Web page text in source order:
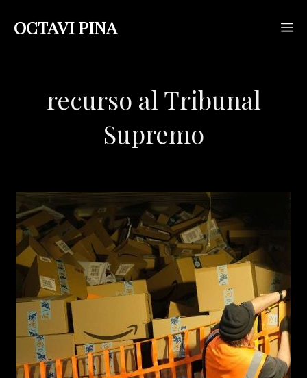
OCTAVI PINA
recurso al Tribunal
Supremo